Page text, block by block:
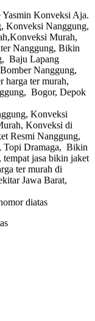
Yasmin Konveksi Aja.
Konveksi Nanggung,
Murah,
Nanggung, Bikin
Baju Lapang
Nanggung,
harga ter murah,
Bogor, Depok
Konveksi
Konveksi di
Resmi Nanggung,
Topi Dramaga, Bikin
jasa bikin jaket
ter murah di
Jawa Barat,
diatas